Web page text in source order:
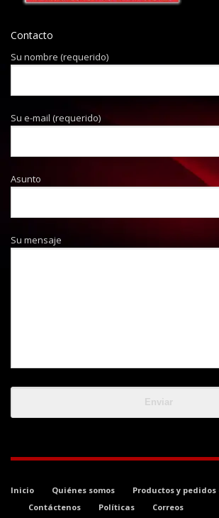
Contacto
Su nombre (requerido)
Su e-mail (requerido)
Asunto
Su mensaje
Inicio Quiénes somos Productos y
Contáctenos
Políticas Correos